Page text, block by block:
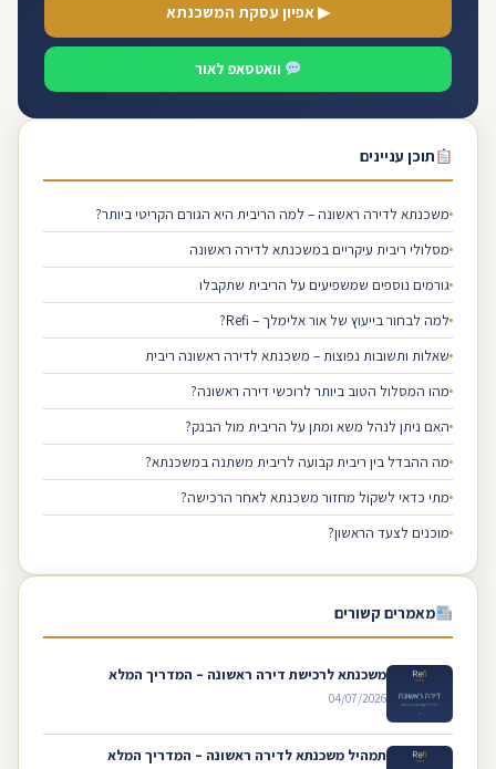
▶ אפיון עסקת המשכנתא
וואטסאפ לאור
תוכן עניינים
משכנתא לדירה ראשונה – למה הריבית היא הגורם הקריטי ביותר?
מסלולי ריבית עיקריים במשכנתא לדירה ראשונה
גורמים נוספים שמשפיעים על הריבית שתקבלו
למה לבחור בייעוץ של אור אלימלך – Refi?
שאלות ותשובות נפוצות – משכנתא לדירה ראשונה ריבית
מהו המסלול הטוב ביותר לרוכשי דירה ראשונה?
האם ניתן לנהל משא ומתן על הריבית מול הבנק?
מה ההבדל בין ריבית קבועה לריבית משתנה במשכנתא?
מתי כדאי לשקול מחזור משכנתא לאחר הרכישה?
מוכנים לצעד הראשון?
מאמרים קשורים
משכנתא לרכישת דירה ראשונה – המדריך המלא
04/07/2026
תמהיל משכנתא לדירה ראשונה – המדריך המלא